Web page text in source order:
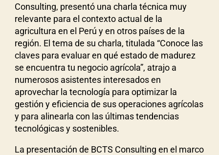
Consulting, presentó una charla técnica muy
relevante para el contexto actual de la
agricultura en el Perú y en otros países de la
región. El tema de su charla, titulada “Conoce las
claves para evaluar en qué estado de madurez
se encuentra tu negocio agrícola”, atrajo a
numerosos asistentes interesados en
aprovechar la tecnología para optimizar la
gestión y eficiencia de sus operaciones agrícolas
y para alinearla con las últimas tendencias
tecnológicas y sostenibles.
La presentación de BCTS Consulting en el marco